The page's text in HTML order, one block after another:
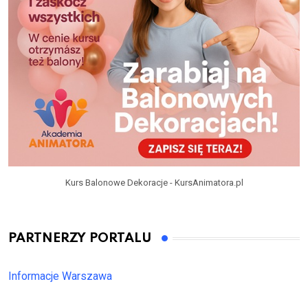
Kurs Balonowe Dekoracje - KursAnimatora.pl
PARTNERZY PORTALU
Informacje Warszawa